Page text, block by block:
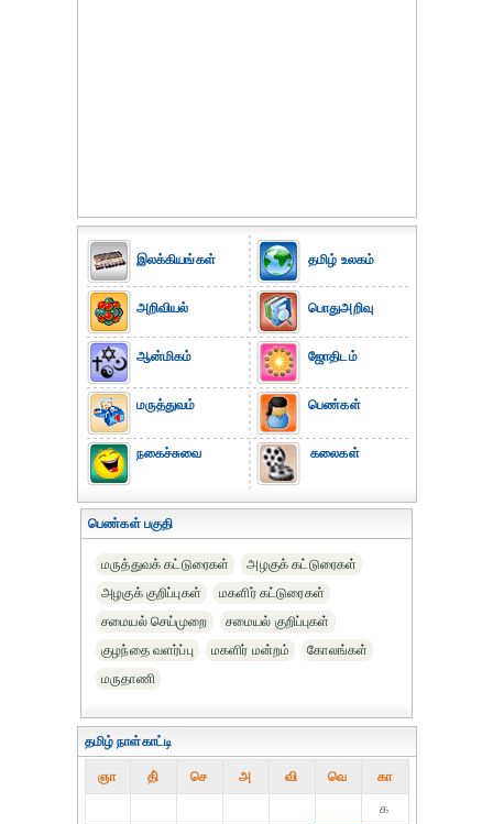
இலக்கியங்கள்
அறிவியல்
ஆன்மிகம்
மருத்துவம்
நகைச்சுவை
தமிழ் உலகம்
பொதுஅறிவு
ஜோதிடம்
பெண்கள்
கலைகள்
பெண்கள் பகுதி
மருத்துவக் கட்டுரைகள்
அழகுக் கட்டுரைகள்
அழகுக் குறிப்புகள்
மகளிர் கட்டுரைகள்
சமையல் செய்முறை
சமையல் குறிப்புகள்
குழந்தை வளர்ப்பு
மகளிர் மன்றம்
கோலங்கள்
மருதாணி
தமிழ் நாள்காட்டி
ஞா தி் செ அ வி வெ கா
௧